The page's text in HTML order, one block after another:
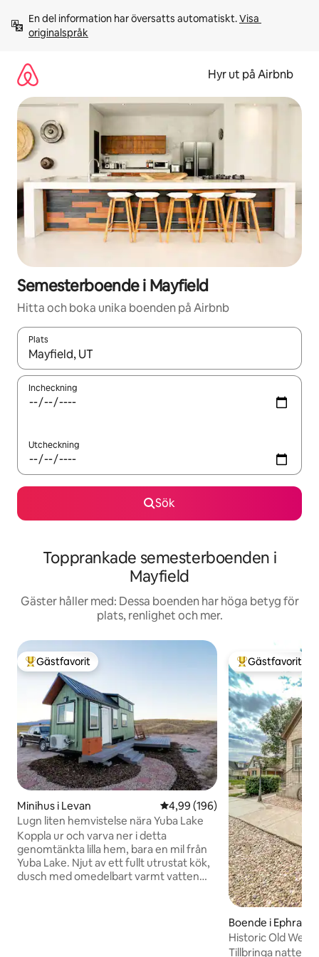
innehåll
En del information har översatts automatiskt. Visa
originalspråk
Hyr ut på Airbnb
Semesterboende i Mayfield
Hitta och boka unika boenden på Airbnb
Plats
När resultaten är tillgängliga kan du navigera med upp- och
Incheckning
Utcheckning
Sök
Topprankade semesterboenden i
Mayfield
Gäster håller med: Dessa boenden har höga betyg för
plats, renlighet och mer.
Populär gästfavorit
Gästfavorit
Minihus i Levan 4,99 av 5 i genomsnittligt
4,99 (196)
Lugn liten hemvistelse nära Yuba Lake
Koppla ur och varva ner i detta
genomtänkta lilla hem, bara en mil från
Yuba Lake. Njut av ett fullt utrustat kök,
dusch med omedelbart varmt vatten
Populär
Gästfavorit
Boende i Ephraim
Historic Old West
College
Tillbringa natten i